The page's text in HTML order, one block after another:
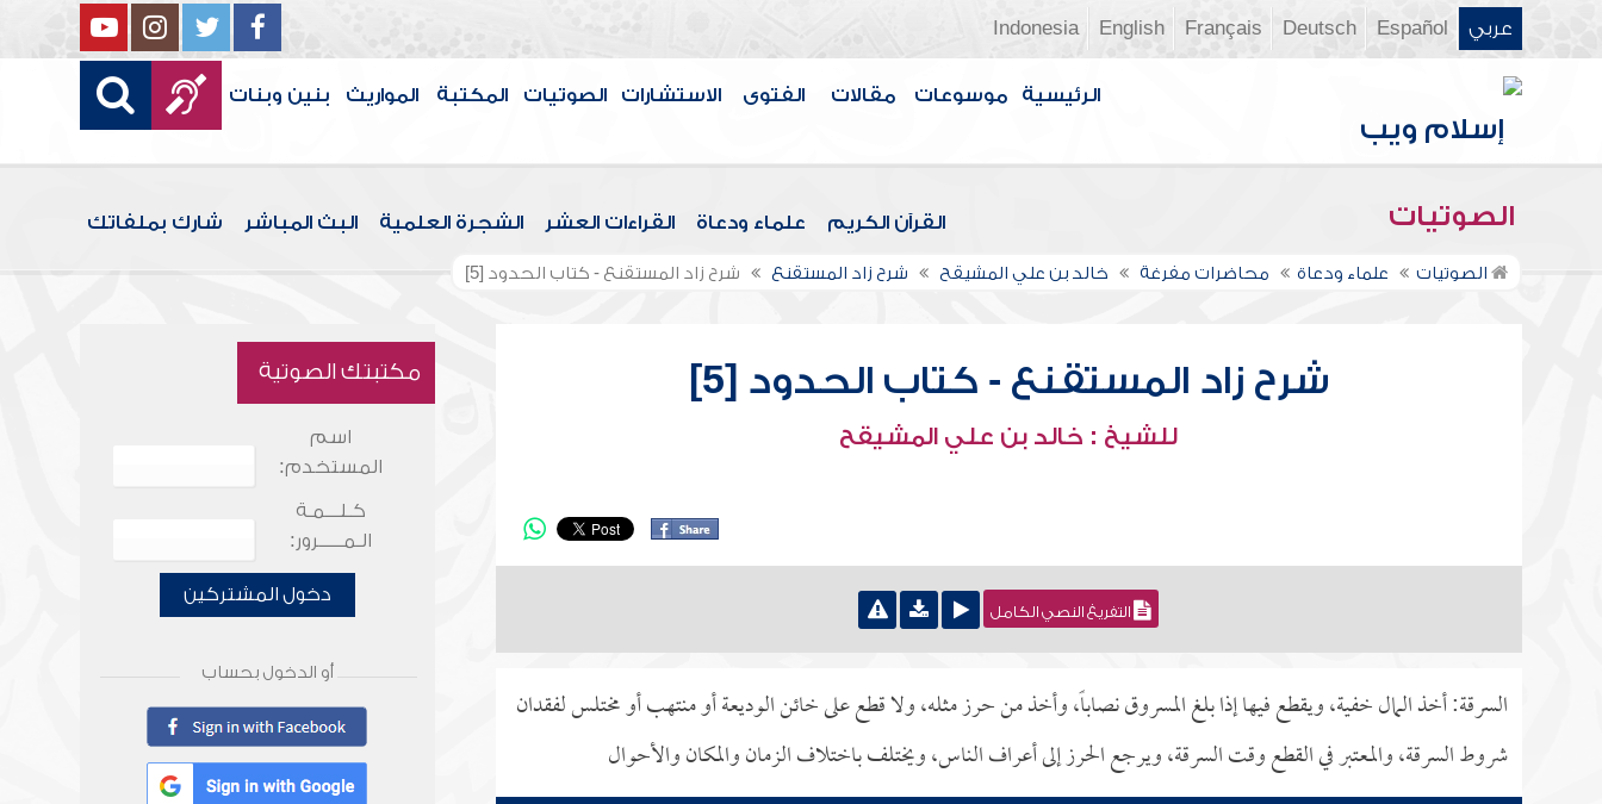
عربي Español
Deutsch
Français
English
Indonesia
الرئيسية موسوعات الفتوى الاستشارات الصوتيات المكتبة المواريث بنين وبنات
الصوتيات القرآن الكريم علماء ودعاة القراءات العشر الشجرة العلمية البث المباشر شارك بملفاتك
الصوتيات علماء ودعاة محاضرات مفرغة خالد بن علي المشيقح شرح زاد المستقنع شرح زاد المستقنع - كتاب الحدود [5]
شرح زاد المستقنع - كتاب الحدود [5]
للشيخ : خالد بن علي المشيقح
التفريغ النصي الكامل
السرقة: أخذ المال خفية، ويقطع فيها إذا بلغ المسروق نصاباً، وأخذ من حرز مثله، ولا قطع على خائن الوديعة أو منتهب أو مختلس لفقدان
شروط السرقة، والمعتبر في القطع وقت السرقة، ويرجع الحرز إلى أعراف الناس، ويختلف باختلاف الزمان والمكان والأحوال
مكتبتك الصوتية
اسم
المستخدم:
كـلـــمـة
الـمـــــرور:
دخول المشتركين
أو الدخول بحساب